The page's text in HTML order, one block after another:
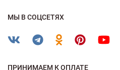
МЫ В СОЦСЕТЯХ
ПРИНИМАЕМ К ОПЛАТЕ